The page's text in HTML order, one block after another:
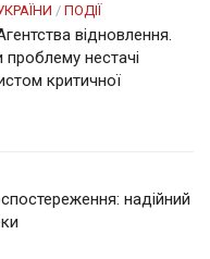
/ ПОДІЇ
відновлення.
нестачі
критичної
надійний